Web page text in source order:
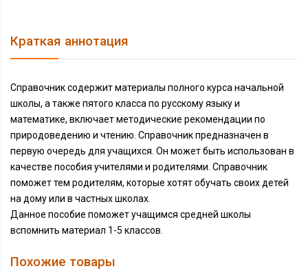
Краткая аннотация
Справочник содержит материалы полного курса начальной
школы, а также пятого класса по русскому языку и
математике, включает методические рекомендации по
природоведению и чтению. Справочник предназначен в
первую очередь для учащихся. Он может быть использован в
качестве пособия учителями и родителями. Справочник
поможет тем родителям, которые хотят обучать своих детей
на дому или в частных школах.
Данное пособие поможет учащимся средней школы
вспомнить материал 1-5 классов.
Похожие товары